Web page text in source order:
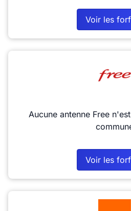
Voir les
Aucune antenne Free
Voir les